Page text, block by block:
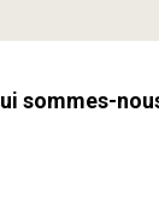
Qui sommes-